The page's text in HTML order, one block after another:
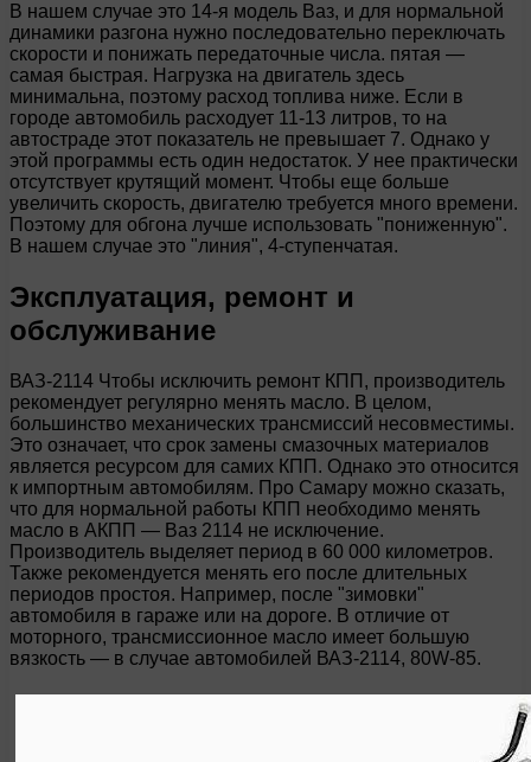
В нашем случае это 14-я модель Ваз, и для нормальной
динамики разгона нужно последовательно переключать
скорости и понижать передаточные числа. пятая —
самая быстрая. Нагрузка на двигатель здесь
минимальна, поэтому расход топлива ниже. Если в
городе автомобиль расходует 11-13 литров, то на
автостраде этот показатель не превышает 7. Однако у
этой программы есть один недостаток. У нее практически
отсутствует крутящий момент. Чтобы еще больше
увеличить скорость, двигателю требуется много времени.
Поэтому для обгона лучше использовать "пониженную".
В нашем случае это "линия", 4-ступенчатая.
Эксплуатация, ремонт и
обслуживание
ВАЗ-2114 Чтобы исключить ремонт КПП, производитель
рекомендует регулярно менять масло. В целом,
большинство механических трансмиссий несовместимы.
Это означает, что срок замены смазочных материалов
является ресурсом для самих КПП. Однако это относится
к импортным автомобилям. Про Самару можно сказать,
что для нормальной работы КПП необходимо менять
масло в АКПП — Ваз 2114 не исключение.
Производитель выделяет период в 60 000 километров.
Также рекомендуется менять его после длительных
периодов простоя. Например, после "зимовки"
автомобиля в гараже или на дороге. В отличие от
моторного, трансмиссионное масло имеет большую
вязкость — в случае автомобилей ВАЗ-2114, 80W-85.